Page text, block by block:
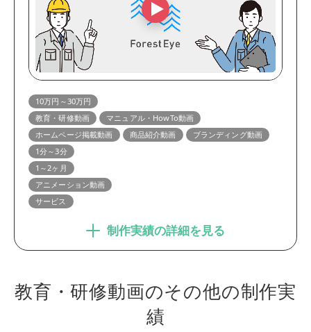
10万円～30万円
教育・研修動画
マニュアル・HowTo動画
ホームページ掲載動画
商品紹介動画
ブランディング動画
1分～3分
1～2ヶ月
アニメーション動画
サービス
制作実績の詳細を見る
教育・研修動画のその他の制作実
績